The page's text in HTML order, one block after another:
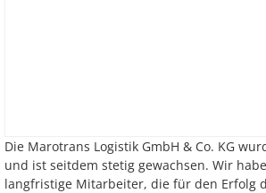
Die Marotrans Logistik GmbH & Co. KG
und ist seitdem stetig gewachsen. Wir
langfristige Mitarbeiter, die für den Erfolg